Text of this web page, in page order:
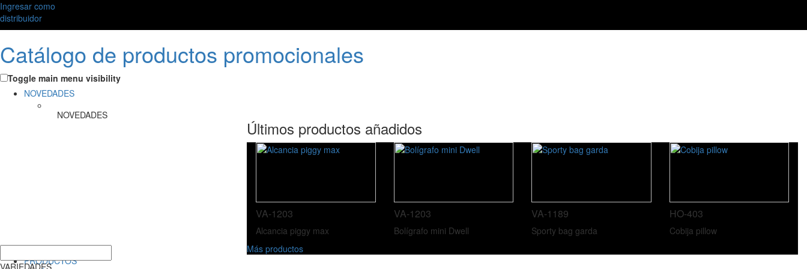
Ingresar como
distribuidor
Catálogo de productos promocionales
Toggle main menu visibility
NOVEDADES
NOVEDADES
Últimos productos añadidos
VA-1203
Alcancia piggy max
VA-1203
Bolígrafo mini Dwell
VA-1189
Sporty bag garda
HO-403
Cobija pillow
Más productos
PRODUCTOS
VARIEDADES